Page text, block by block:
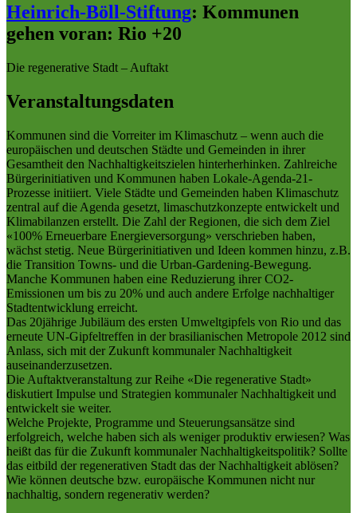
Heinrich-Böll-Stiftung: Kommunen
gehen voran: Rio +20
Die regenerative Stadt – Auftakt
Veranstaltungsdaten
Kommunen sind die Vorreiter im Klimaschutz – wenn auch die
europäischen und deutschen Städte und Gemeinden in ihrer
Gesamtheit den Nachhaltigkeitszielen hinterherhinken. Zahlreiche
Bürgerinitiativen und Kommunen haben Lokale-Agenda-21-
Prozesse initiiert. Viele Städte und Gemeinden haben Klimaschutz
zentral auf die Agenda gesetzt, limaschutzkonzepte entwickelt und
Klimabilanzen erstellt. Die Zahl der Regionen, die sich dem Ziel
«100% Erneuerbare Energieversorgung» verschrieben haben,
wächst stetig. Neue Bürgerinitiativen und Ideen kommen hinzu, z.B.
die Transition Towns- und die Urban-Gardening-Bewegung.
Manche Kommunen haben eine Reduzierung ihrer CO2-
Emissionen um bis zu 20% und auch andere Erfolge nachhaltiger
Stadtentwicklung erreicht.
Das 20jährige Jubiläum des ersten Umweltgipfels von Rio und das
erneute UN-Gipfeltreffen in der brasilianischen Metropole 2012 sind
Anlass, sich mit der Zukunft kommunaler Nachhaltigkeit
auseinanderzusetzen.
Die Auftaktveranstaltung zur Reihe «Die regenerative Stadt»
diskutiert Impulse und Strategien kommunaler Nachhaltigkeit und
entwickelt sie weiter.
Welche Projekte, Programme und Steuerungsansätze sind
erfolgreich, welche haben sich als weniger produktiv erwiesen? Was
heißt das für die Zukunft kommunaler Nachhaltigkeitspolitik? Sollte
das eitbild der regenerativen Stadt das der Nachhaltigkeit ablösen?
Wie können deutsche bzw. europäische Kommunen nicht nur
nachhaltig, sondern regenerativ werden?